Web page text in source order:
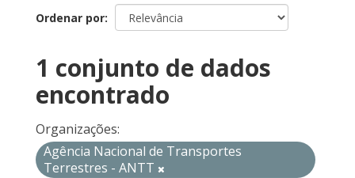
Ordenar por
1 conjunto de dados
encontrado
Organizações:
Agência Nacional de Transportes
Terrestres - ANTT